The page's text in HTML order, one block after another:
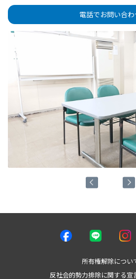
電話でお問い合わ
所有権解除につい
反社会的勢力排除に関する宣